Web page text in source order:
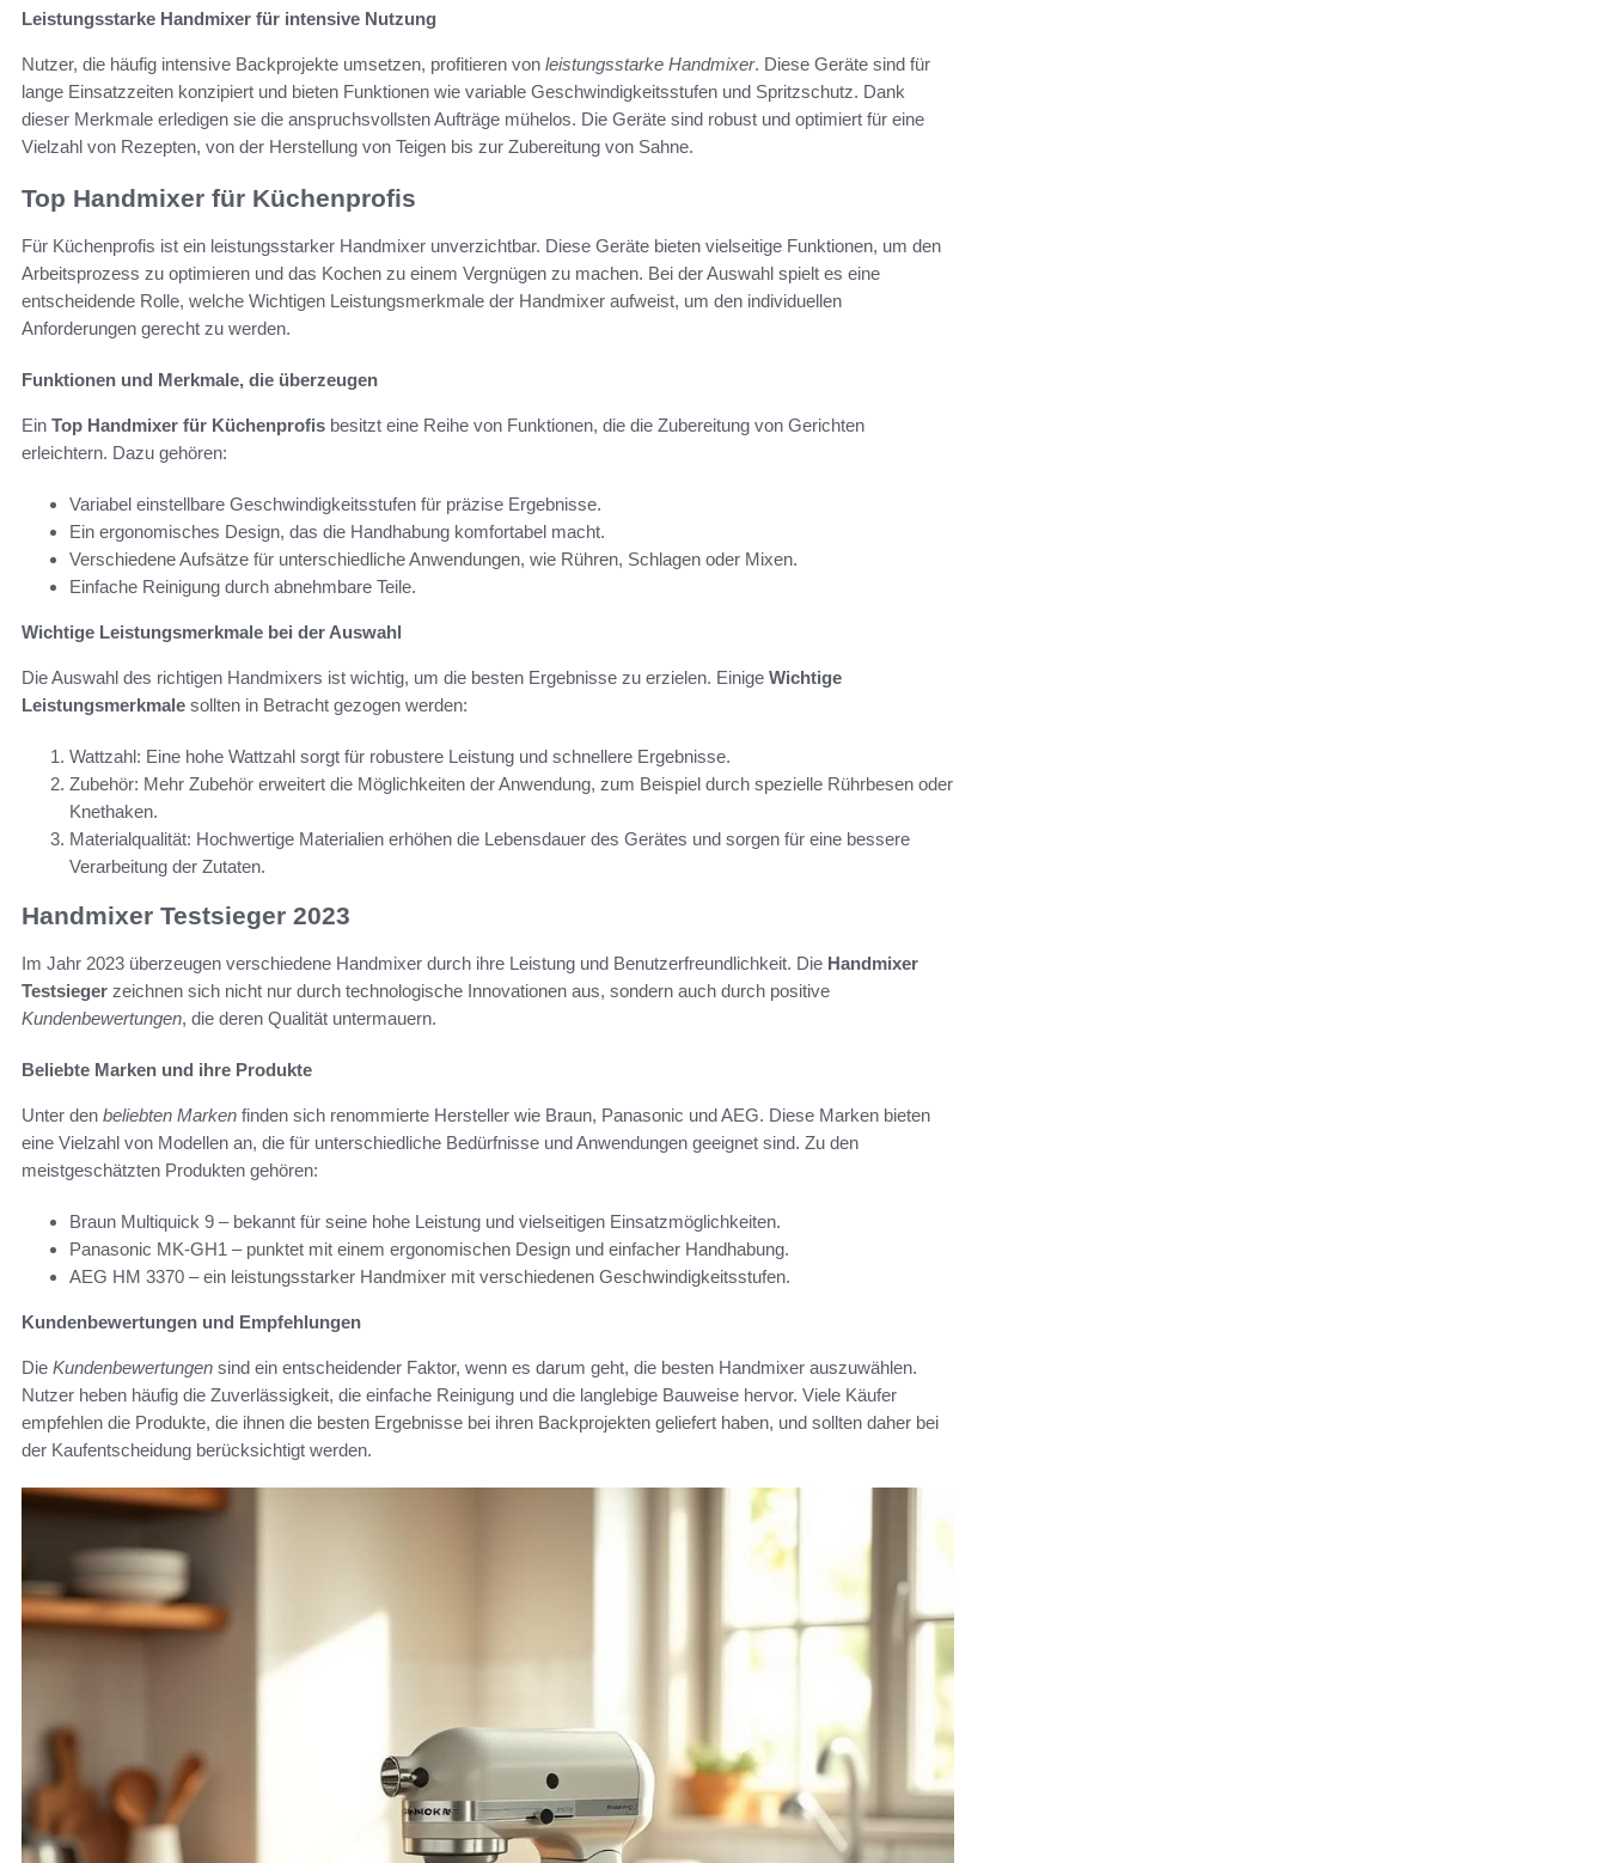
Leistungsstarke Handmixer für intensive Nutzung
Nutzer, die häufig intensive Backprojekte umsetzen, profitieren von leistungsstarke Handmixer. Diese Geräte sind für
lange Einsatzzeiten konzipiert und bieten Funktionen wie variable Geschwindigkeitsstufen und Spritzschutz. Dank
dieser Merkmale erledigen sie die anspruchsvollsten Aufträge mühelos. Die Geräte sind robust und optimiert für eine
Vielzahl von Rezepten, von der Herstellung von Teigen bis zur Zubereitung von Sahne.
Top Handmixer für Küchenprofis
Für Küchenprofis ist ein leistungsstarker Handmixer unverzichtbar. Diese Geräte bieten vielseitige Funktionen, um den
Arbeitsprozess zu optimieren und das Kochen zu einem Vergnügen zu machen. Bei der Auswahl spielt es eine
entscheidende Rolle, welche Wichtigen Leistungsmerkmale der Handmixer aufweist, um den individuellen
Anforderungen gerecht zu werden.
Funktionen und Merkmale, die überzeugen
Ein Top Handmixer für Küchenprofis besitzt eine Reihe von Funktionen, die die Zubereitung von Gerichten
erleichtern. Dazu gehören:
Variabel einstellbare Geschwindigkeitsstufen für präzise Ergebnisse.
Ein ergonomisches Design, das die Handhabung komfortabel macht.
Verschiedene Aufsätze für unterschiedliche Anwendungen, wie Rühren, Schlagen oder Mixen.
Einfache Reinigung durch abnehmbare Teile.
Wichtige Leistungsmerkmale bei der Auswahl
Die Auswahl des richtigen Handmixers ist wichtig, um die besten Ergebnisse zu erzielen. Einige Wichtige
Leistungsmerkmale sollten in Betracht gezogen werden:
Wattzahl: Eine hohe Wattzahl sorgt für robustere Leistung und schnellere Ergebnisse.
Zubehör: Mehr Zubehör erweitert die Möglichkeiten der Anwendung, zum Beispiel durch spezielle Rührbesen oder
Knethaken.
Materialqualität: Hochwertige Materialien erhöhen die Lebensdauer des Gerätes und sorgen für eine bessere
Verarbeitung der Zutaten.
Handmixer Testsieger 2023
Im Jahr 2023 überzeugen verschiedene Handmixer durch ihre Leistung und Benutzerfreundlichkeit. Die Handmixer
Testsieger zeichnen sich nicht nur durch technologische Innovationen aus, sondern auch durch positive
Kundenbewertungen, die deren Qualität untermauern.
Beliebte Marken und ihre Produkte
Unter den beliebten Marken finden sich renommierte Hersteller wie Braun, Panasonic und AEG. Diese Marken bieten
eine Vielzahl von Modellen an, die für unterschiedliche Bedürfnisse und Anwendungen geeignet sind. Zu den
meistgeschätzten Produkten gehören:
Braun Multiquick 9 – bekannt für seine hohe Leistung und vielseitigen Einsatzmöglichkeiten.
Panasonic MK-GH1 – punktet mit einem ergonomischen Design und einfacher Handhabung.
AEG HM 3370 – ein leistungsstarker Handmixer mit verschiedenen Geschwindigkeitsstufen.
Kundenbewertungen und Empfehlungen
Die Kundenbewertungen sind ein entscheidender Faktor, wenn es darum geht, die besten Handmixer auszuwählen.
Nutzer heben häufig die Zuverlässigkeit, die einfache Reinigung und die langlebige Bauweise hervor. Viele Käufer
empfehlen die Produkte, die ihnen die besten Ergebnisse bei ihren Backprojekten geliefert haben, und sollten daher bei
der Kaufentscheidung berücksichtigt werden.